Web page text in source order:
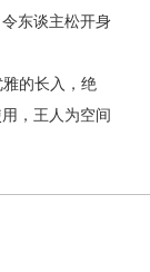
东谈主松开身
的长入，绝
，王人为空间